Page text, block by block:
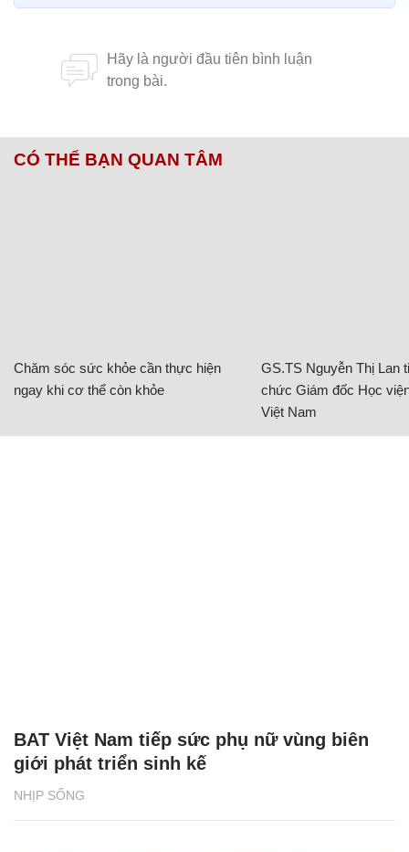
CÓ THỂ BẠN QUAN TÂM
Chăm sóc sức khỏe cần thực hiện
ngay khi cơ thể còn khỏe
GS.TS Nguyễn Thị Lan
chức Giám đốc Học
Việt Nam
NHỊP SỐNG
BAT Việt Nam tiếp sức phụ nữ vùng biên
giới phát triển sinh kế